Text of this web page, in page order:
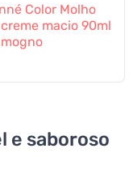
Color Molho
macio 90ml
e saboroso